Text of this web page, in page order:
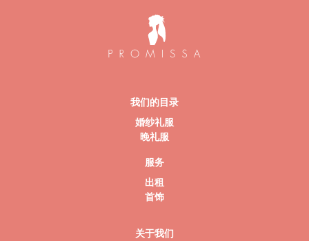
我们的目录
婚纱礼服
晚礼服
服务
出租
首饰
关于我们